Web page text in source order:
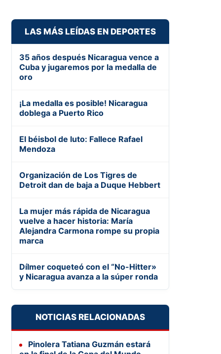
LAS MÁS LEÍDAS EN DEPORTES
35 años después Nicaragua vence a
Cuba y jugaremos por la medalla de
oro
¡La medalla es posible! Nicaragua
doblega a Puerto Rico
El béisbol de luto: Fallece Rafael
Mendoza
Organización de Los Tigres de
Detroit dan de baja a Duque Hebbert
La mujer más rápida de Nicaragua
vuelve a hacer historia: María
Alejandra Carmona rompe su propia
marca
Dílmer coqueteó con el “No-Hitter»
y Nicaragua avanza a la súper ronda
NOTICIAS RELACIONADAS
Pinolera Tatiana Guzmán estará